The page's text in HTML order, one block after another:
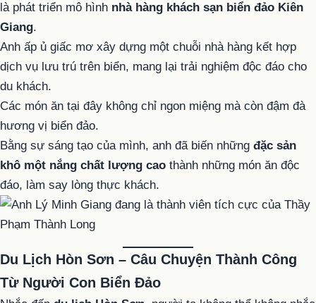
là phát triển mô hình nhà hàng khách sạn biển đảo Kiên
Giang.
Anh ấp ủ giấc mơ xây dựng một chuỗi nhà hàng kết hợp
dịch vụ lưu trú trên biển, mang lại trải nghiệm độc đáo cho
du khách.
Các món ăn tại đây không chỉ ngon miệng mà còn đậm đà
hương vị biển đảo.
Bằng sự sáng tạo của mình, anh đã biến những đặc sản
khô một nắng chất lượng cao thành những món ăn độc
đáo, làm say lòng thực khách.
Du Lịch Hòn Sơn – Câu Chuyện Thành Công
Từ Người Con Biển Đảo